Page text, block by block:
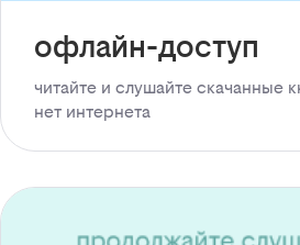
офлайн-доступ
читайте и слушайте скачанные
нет интернета